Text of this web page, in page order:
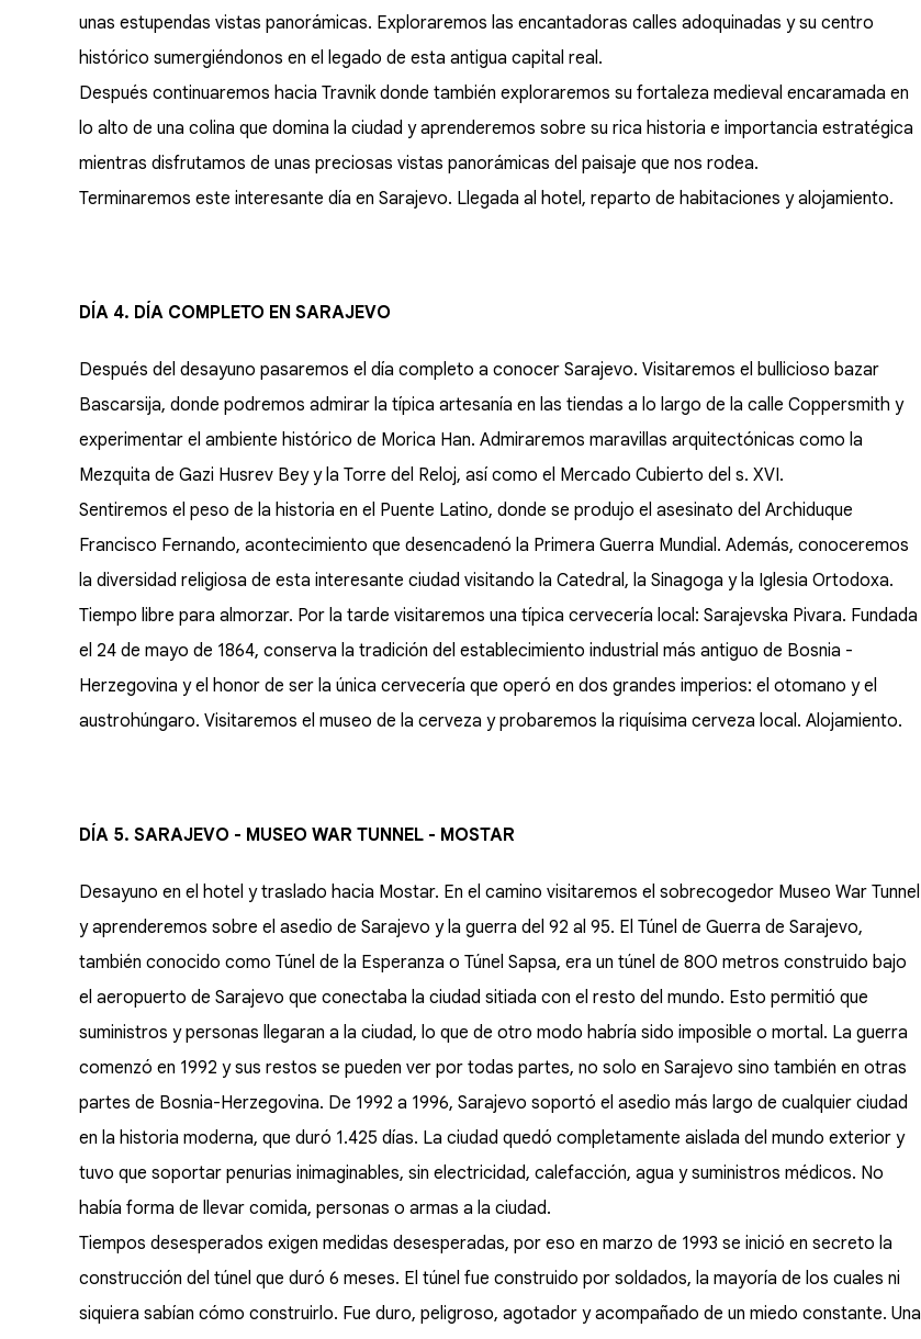
unas estupendas vistas panorámicas. Exploraremos las encantadoras calles adoquinadas y su centro
histórico sumergiéndonos en el legado de esta antigua capital real.
Después continuaremos hacia Travnik donde también exploraremos su fortaleza medieval encaramada en
lo alto de una colina que domina la ciudad y aprenderemos sobre su rica historia e importancia estratégica
mientras disfrutamos de unas preciosas vistas panorámicas del paisaje que nos rodea.
Terminaremos este interesante día en Sarajevo. Llegada al hotel, reparto de habitaciones y alojamiento.
DÍA 4. DÍA COMPLETO EN SARAJEVO
Después del desayuno pasaremos el día completo a conocer Sarajevo. Visitaremos el bullicioso bazar
Bascarsija, donde podremos admirar la típica artesanía en las tiendas a lo largo de la calle Coppersmith y
experimentar el ambiente histórico de Morica Han. Admiraremos maravillas arquitectónicas como la
Mezquita de Gazi Husrev Bey y la Torre del Reloj, así como el Mercado Cubierto del s. XVI.
Sentiremos el peso de la historia en el Puente Latino, donde se produjo el asesinato del Archiduque
Francisco Fernando, acontecimiento que desencadenó la Primera Guerra Mundial. Además, conoceremos
la diversidad religiosa de esta interesante ciudad visitando la Catedral, la Sinagoga y la Iglesia Ortodoxa.
Tiempo libre para almorzar. Por la tarde visitaremos una típica cervecería local: Sarajevska Pivara. Fundada
el 24 de mayo de 1864, conserva la tradición del establecimiento industrial más antiguo de Bosnia -
Herzegovina y el honor de ser la única cervecería que operó en dos grandes imperios: el otomano y el
austrohúngaro. Visitaremos el museo de la cerveza y probaremos la riquísima cerveza local. Alojamiento.
DÍA 5. SARAJEVO - MUSEO WAR TUNNEL - MOSTAR
Desayuno en el hotel y traslado hacia Mostar. En el camino visitaremos el sobrecogedor Museo War Tunnel
y aprenderemos sobre el asedio de Sarajevo y la guerra del 92 al 95. El Túnel de Guerra de Sarajevo,
también conocido como Túnel de la Esperanza o Túnel Sapsa, era un túnel de 800 metros construido bajo
el aeropuerto de Sarajevo que conectaba la ciudad sitiada con el resto del mundo. Esto permitió que
suministros y personas llegaran a la ciudad, lo que de otro modo habría sido imposible o mortal. La guerra
comenzó en 1992 y sus restos se pueden ver por todas partes, no solo en Sarajevo sino también en otras
partes de Bosnia-Herzegovina. De 1992 a 1996, Sarajevo soportó el asedio más largo de cualquier ciudad
en la historia moderna, que duró 1.425 días. La ciudad quedó completamente aislada del mundo exterior y
tuvo que soportar penurias inimaginables, sin electricidad, calefacción, agua y suministros médicos. No
había forma de llevar comida, personas o armas a la ciudad.
Tiempos desesperados exigen medidas desesperadas, por eso en marzo de 1993 se inició en secreto la
construcción del túnel que duró 6 meses. El túnel fue construido por soldados, la mayoría de los cuales ni
siquiera sabían cómo construirlo. Fue duro, peligroso, agotador y acompañado de un miedo constante. Una